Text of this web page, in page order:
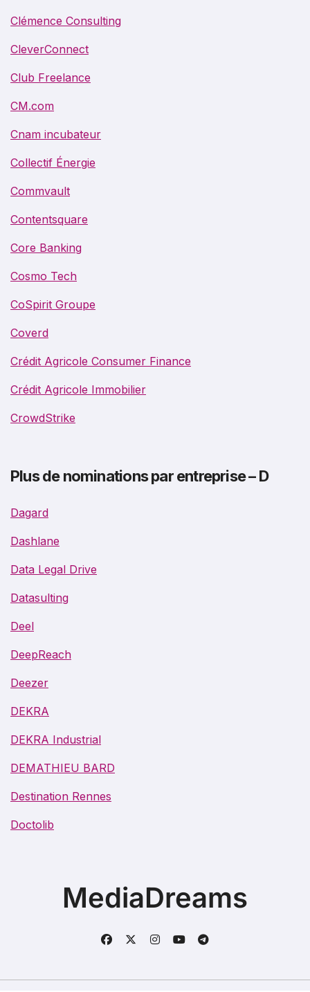
Clémence Consulting
CleverConnect
Club Freelance
CM.com
Cnam incubateur
Collectif Énergie
Commvault
Contentsquare
Core Banking
Cosmo Tech
CoSpirit Groupe
Coverd
Crédit Agricole Consumer Finance
Crédit Agricole Immobilier
CrowdStrike
Plus de nominations par entreprise – D
Dagard
Dashlane
Data Legal Drive
Datasulting
Deel
DeepReach
Deezer
DEKRA
DEKRA Industrial
DEMATHIEU BARD
Destination Rennes
Doctolib
MediaDreams